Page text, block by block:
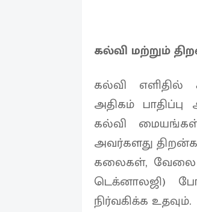
கல்வி மற்றும்
கல்வி எளிதில்
அதிகம்
கல்வி
அவர்களது
கலைகள், வேலை
டெக்னாலஜி)
நிர்வகிக்க உதவும்.